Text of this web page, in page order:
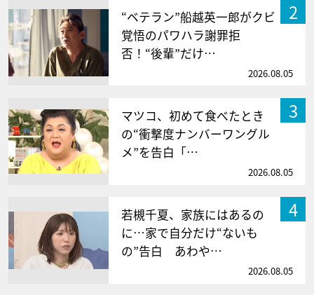
2
“ベテラン”船越英一郎がクビ
覚悟のパワハラ謝罪拒
否！“後輩”だけ…
2026.08.05
3
マツコ、初めて食べたとき
の“衝撃度ナンバーワングル
メ”を告白「…
2026.08.05
4
若槻千夏、家族にはあるの
に…家で自分だけ“ないも
の”告白 あわや…
2026.08.05